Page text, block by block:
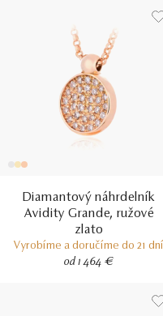
Diamantový náhrdelník
Avidity Grande, ružové
zlato
Vyrobíme a doručíme do 21 dní
od 1 464 €